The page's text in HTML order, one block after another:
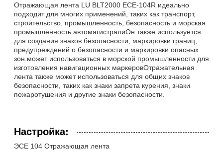
Отражающая лента LU BLT2000 ECE-104R идеально
подходит для многих применений, таких как транспорт,
строительство, промышленность, безопасность и морская
промышленность.автомагистралиОн также используется
для создания знаков безопасности, маркировки границ,
предупреждений о безопасности и маркировки опасных
зон.может использоваться в морской промышленности для
изготовления навигационных маркеровОтражательная
лента также может использоваться для общих знаков
безопасности, таких как знаки запрета курения, знаки
пожаротушения и другие знаки безопасности.
Настройка:
ЭСЕ 104 Отражающая лента